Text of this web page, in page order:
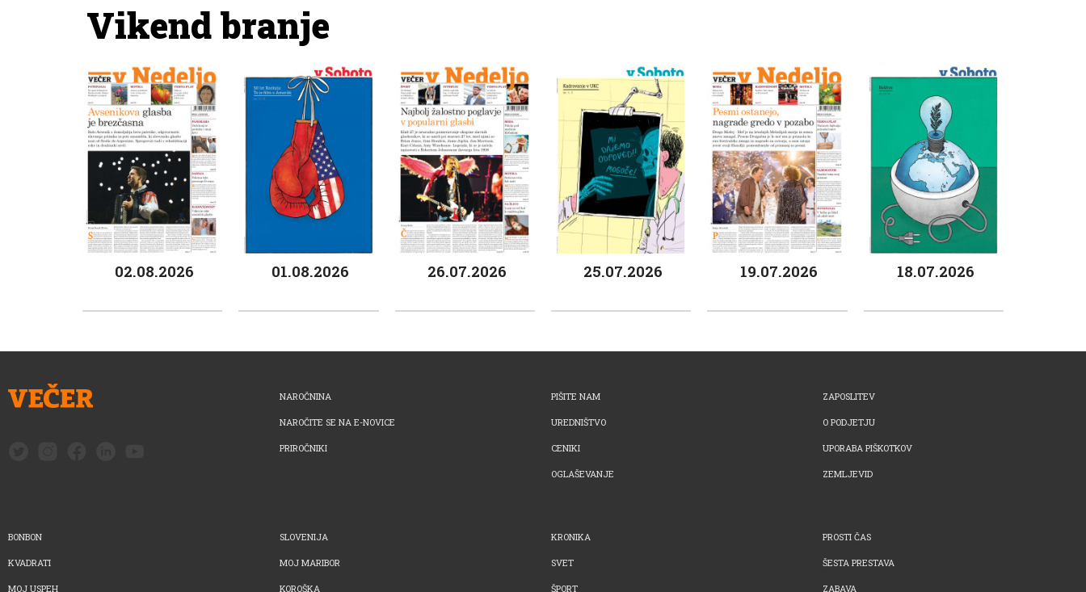
Vikend branje
02.08.2026 01.08.2026 26.07.2026 25.07.2026 19.07.2026 18.07.2026
NAROČNINA
NAROČITE SE NA E-NOVICE
PRIROČNIKI
PIŠITE NAM
UREDNIŠTVO
CENIKI
OGLAŠEVANJE
ZAPOSLITEV
O PODJETJU
UPORABA PIŠKOTKOV
ZEMLJEVID
BONBON
KVADRATI
MOJ USPEH
SLOVENIJA
MOJ MARIBOR
KOROŠKA
KRONIKA
SVET
ŠPORT
PROSTI ČAS
ŠESTA PRESTAVA
ZABAVA